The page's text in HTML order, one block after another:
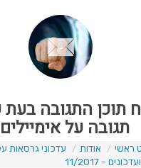
תוכן התגובה
תגובה על אימיילים
ראשי אודות
עדכוני גרסאות
- 11/2017